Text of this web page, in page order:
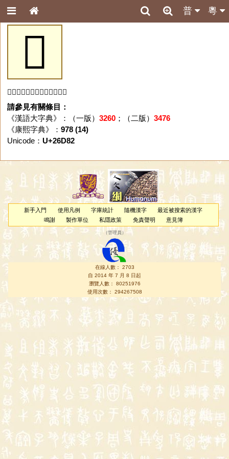
粵
普
𦶂
「𦶂」字未收錄於本資料庫。
請參見有關條目：
《漢語大字典》：（一版） 3260；（二版） 3476
《康熙字典》： 978 (14)
Unicode： U+26D82
新手入門 使用凡例 字庫統計 隨機漢字
最近被搜索的漢字
鳴謝
製作單位 私隱政策 免責聲明 意見簿
（管理員 ）
在線人數： 2703
自 2014 年 7 月 8 日起
瀏覽人數： 80251976
使用次數： 294267508